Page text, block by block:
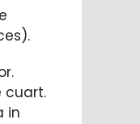
cuart.
in